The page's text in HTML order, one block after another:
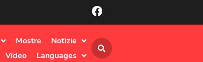
Mostre
Notizie
Video Languages